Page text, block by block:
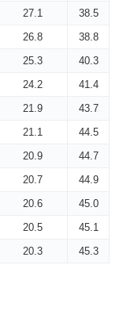
27.1
38.5
26.8
38.8
25.3
40.3
24.2
41.4
21.9
43.7
21.1
44.5
20.9
44.7
20.7
44.9
20.6
45.0
20.5
45.1
20.3 45.3